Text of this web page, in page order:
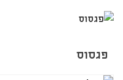
פגסוס